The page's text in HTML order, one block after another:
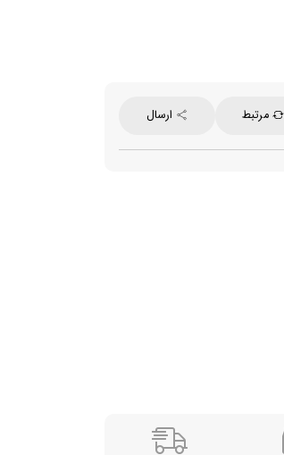
مرتبط ارسال